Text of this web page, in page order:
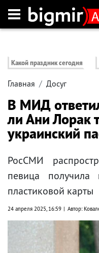
Какой праздник сегодня
Главная Досуг
В МИД
ли Ани Лорак
украинский
РосСМИ
певица
пластиковой карты
24 апреля 2025, 16:59 Автор: